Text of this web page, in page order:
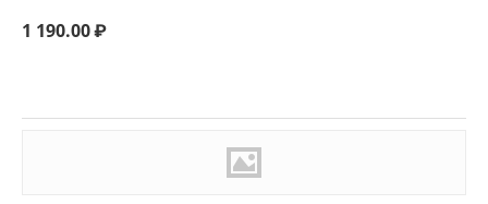
1 190.00₽